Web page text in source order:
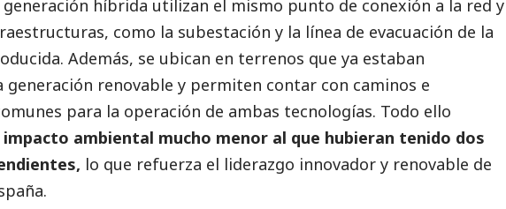
generación híbrida utilizan el mismo punto de conexión a la red y
como la subestación y la línea de evacuación de la
Además, se ubican en terrenos que ya estaban
generación renovable y permiten contar con caminos e
para la operación de ambas tecnologías. Todo ello
impacto ambiental mucho menor al que hubieran tenido dos
lo que refuerza el liderazgo innovador y renovable de